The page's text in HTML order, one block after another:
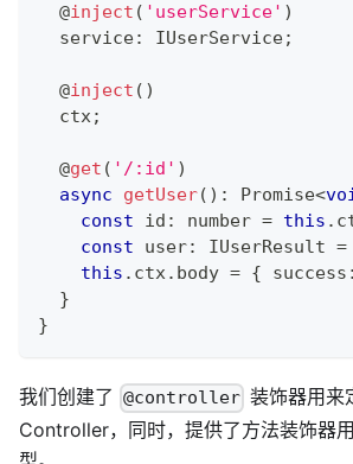
@inject ( 'userService' )
  service
: IUserService;
@inject ( )
  ctx
;
@get ( '/:id' )
async
getUser( ) : Promise<
const id : number = this .
const user: IUserResult =
this . ctx. body = { success :
}
}
我们创建了 @controller 装饰器用来
Controller，同时，提供了方法装饰器